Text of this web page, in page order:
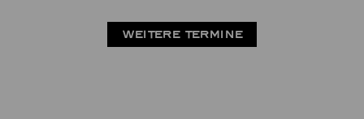
WEITERE TERMINE